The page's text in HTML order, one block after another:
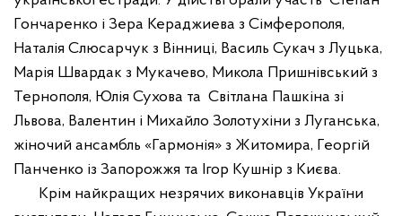
Гончаренко і Зера Кераджиева з Сімферополя,
Наталія Слюсарчук з Вінниці, Василь Сукач з Луцька,
Марія Швардак з Мукачево, Микола Пришнівський з
Тернополя, Юлія Сухова та Світлана Пашкіна зі
Львова, Валентин і Михайло Золотухіни з Луганська,
жіночий ансамбль «Гармонія» з Житомира, Георгій
Панченко із Запорожжя та Ігор Кушнір з Києва.
Крім найкращих незрячих виконавців України